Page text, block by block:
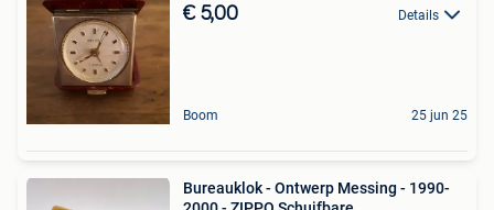
€ 5,00 Details
Boom 25 jun 25
Bureauklok - Ontwerp Messing - 1990-